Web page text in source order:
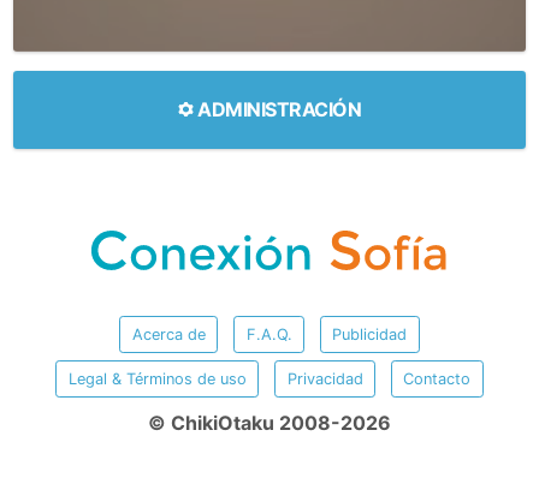
ADMINISTRACIÓN
Acerca de F.A.Q. Publicidad
Legal & Términos de uso Privacidad Contacto
© ChikiOtaku 2008-2026